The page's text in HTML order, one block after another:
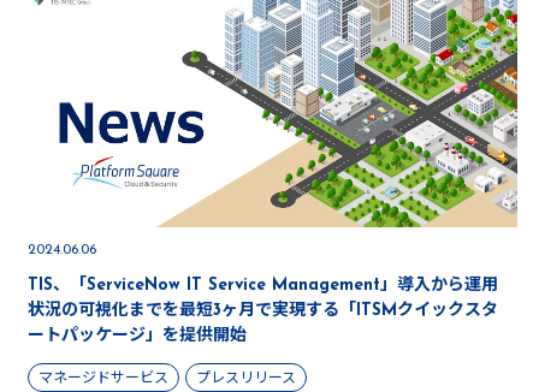
2024.06.06
TIS、「ServiceNow IT Service Management」導入から運用
状況の可視化までを最短3ヶ月で実現する「ITSMクイックスタ
ートパッケージ」を提供開始
マネージドサービス プレスリリース